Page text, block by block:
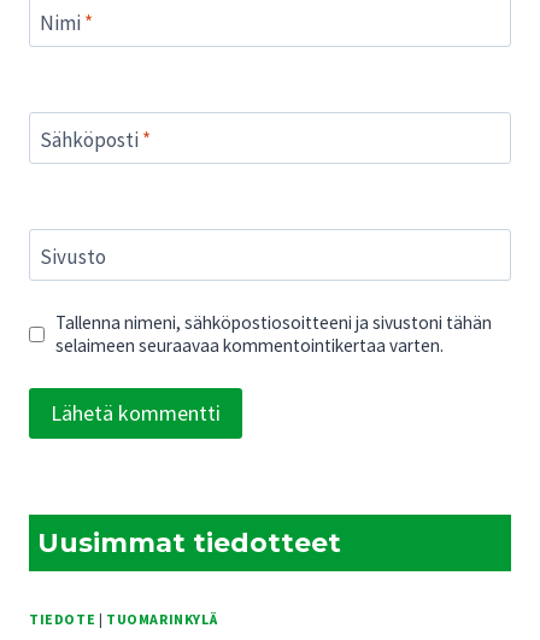
Nimi *
Sähköposti *
Sivusto
Tallenna nimeni, sähköpostiosoitteeni ja sivustoni tähän
selaimeen seuraavaa kommentointikertaa varten.
Uusimmat tiedotteet
TIEDOTE | TUOMARINKYLÄ